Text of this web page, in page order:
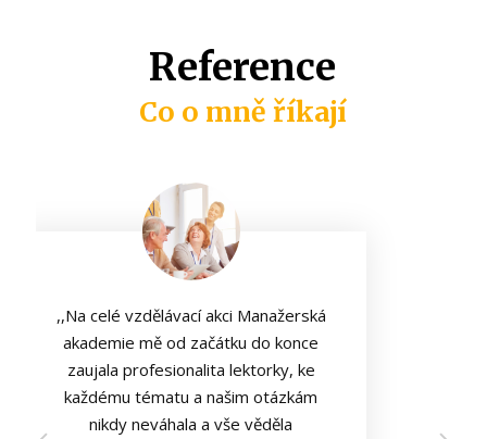
Reference
Co o mně říkají
,,Na celé vzdělávací akci Manažerská
akademie mě od začátku do konce
zaujala profesionalita lektorky, ke
každému tématu a našim otázkám
nikdy neváhala a vše věděla